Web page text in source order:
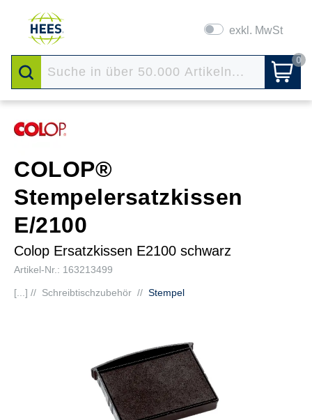
exkl. MwSt
0
COLOP®
Stempelersatzkissen
E/2100
Colop Ersatzkissen E2100 schwarz
Artikel-Nr.: 163213499
[...] // Schreibtischzubehör // Stempel